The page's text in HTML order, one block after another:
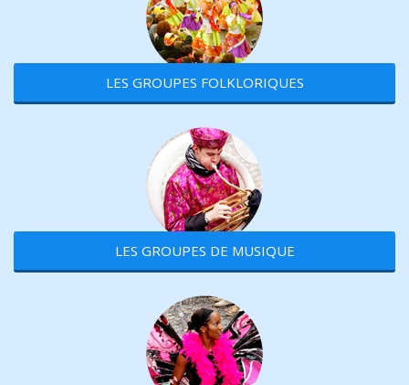
LES GROUPES FOLKLORIQUES
LES GROUPES DE MUSIQUE